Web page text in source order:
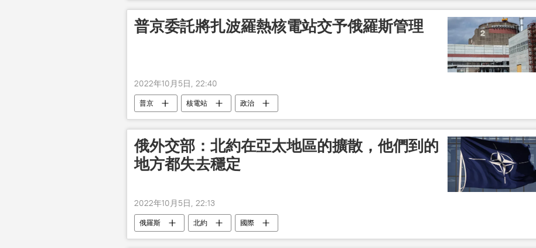
普京委託將扎波羅熱核電站交予俄羅斯管理
2022年10月5日, 22:40
普京 核電站 政治
俄外交部：北約在亞太地區的擴散，他們到的
地方都失去穩定
2022年10月5日, 22:13
俄羅斯 北約 國際